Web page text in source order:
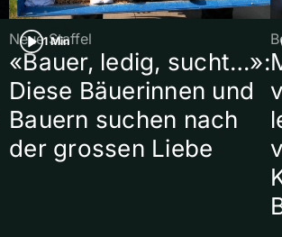
1 Min
Neue Staffel
«Bauer, ledig, sucht…»:
Diese Bäuerinnen und
Bauern suchen nach
der grossen Liebe